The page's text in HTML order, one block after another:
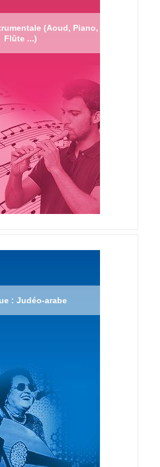
(Aoud, Piano,
Flûte ...)
: Judéo-arabe